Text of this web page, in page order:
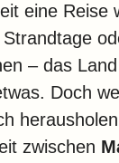
eine Reise
– das
Doch
zwischen